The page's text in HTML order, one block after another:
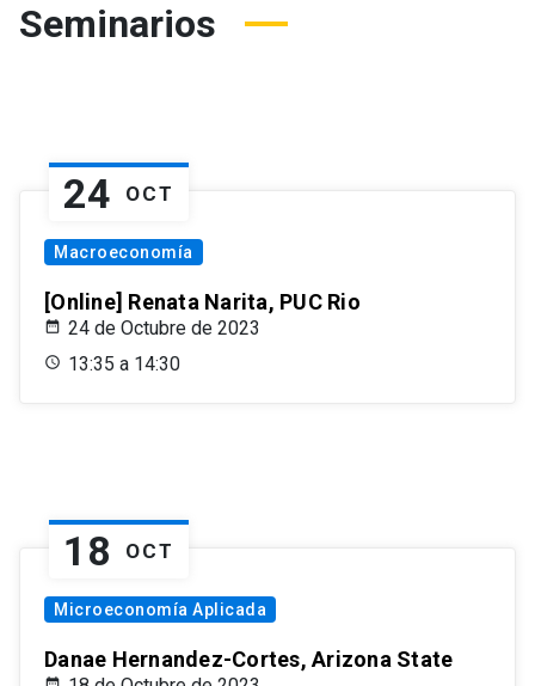
Seminarios
24 OCT
Macroeconomía
[Online] Renata Narita, PUC Rio
24 de Octubre de 2023
13:35 a 14:30
18 OCT
Microeconomía Aplicada
Danae Hernandez-Cortes, Arizona State